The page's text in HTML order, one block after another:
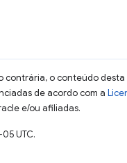
contrária, o conteúdo
de acordo com a
e/ou afiliadas.
UTC.